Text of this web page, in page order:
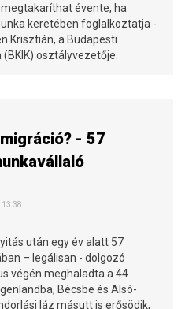
évente, ha
keretében foglalkoztatja -
Krisztián, a Budapesti
osztályvezetője.
- 57
13:38
után egy év alatt 57
– legálisan - dolgozó
végén meghaladta a 44
Bécsbe és Alsó-
láz másutt is erősödik,